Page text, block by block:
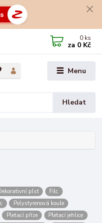
Menu
Hledat
0 ks
za 0 Kč
plsť
Filc
Polystyrenová koule
Pletací příze
Pletací jehlice